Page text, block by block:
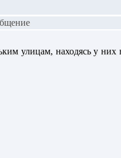
улицам, находясь у